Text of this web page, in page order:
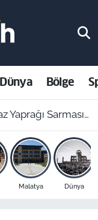
Dünya Bölge
dünya birincisi oldu
Malatya Dünya